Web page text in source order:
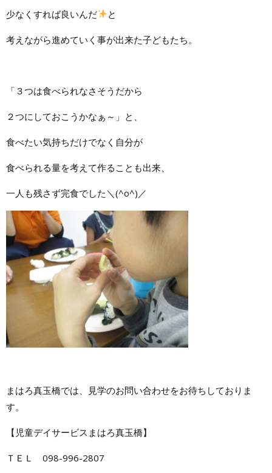
少なくすれば良いんだ と
考えながら進めていく事が出来た子どもたち。
「３つは食べられなさそうだから
２つにしておこうかなぁ～」と、
食べたい気持ちだけでなく自分が
食べられる量を考えて作ることも出来、
一人も残さず完食でした＼(^o^)／
まはろ真玉橋では、見学のお問い合わせをお待ちしておりま
す。
【児童デイサービスまはろ真玉橋】
ＴＥＬ 098-996-2807